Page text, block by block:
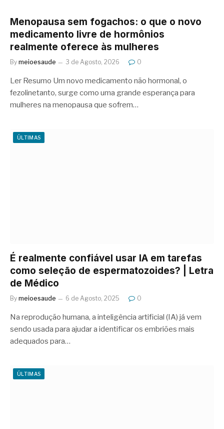
Menopausa sem fogachos: o que o novo
medicamento livre de hormônios
realmente oferece às mulheres
By meioesaude 3 de Agosto, 2026 0
Ler Resumo Um novo medicamento não hormonal, o
fezolinetanto, surge como uma grande esperança para
mulheres na menopausa que sofrem…
ÚLTIMAS
É realmente confiável usar IA em tarefas
como seleção de espermatozoides? | Letra
de Médico
By meioesaude 6 de Agosto, 2025 0
Na reprodução humana, a inteligência artificial (IA) já vem
sendo usada para ajudar a identificar os embriões mais
adequados para…
ÚLTIMAS